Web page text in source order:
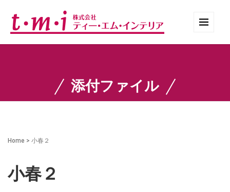
添付ファイル
Home > 小春２
小春２